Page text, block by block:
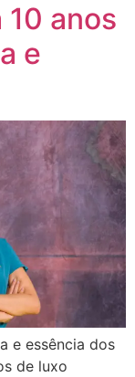
anos
e
e essência dos
de luxo